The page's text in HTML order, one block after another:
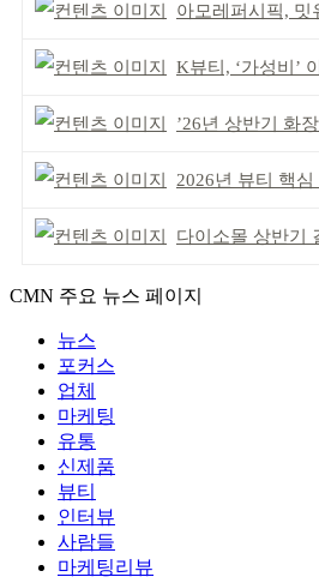
아모레퍼시픽, 밋유어
K뷰티, ‘가성비’ 아닌 ‘
’26년 상반기 화장품
2026년 뷰티 핵심 트
다이소몰 상반기
CMN 주요 뉴스 페이지
뉴스
포커스
업체
마케팅
유통
신제품
뷰티
인터뷰
사람들
마케팅리뷰